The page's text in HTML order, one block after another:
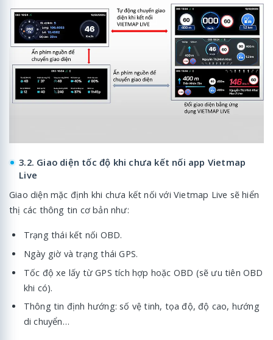
3.2. Giao diện tốc độ khi chưa kết nối app Vietmap
Live
Giao diện mặc định khi chưa kết nối với Vietmap Live sẽ hiển
thị các thông tin cơ bản như:
Trạng thái kết nối OBD.
Ngày giờ và trạng thái GPS.
Tốc độ xe lấy từ GPS tích hợp hoặc OBD (sẽ ưu tiên OBD
khi có).
Thông tin định hướng: số vệ tinh, tọa độ, độ cao, hướng
di chuyển…